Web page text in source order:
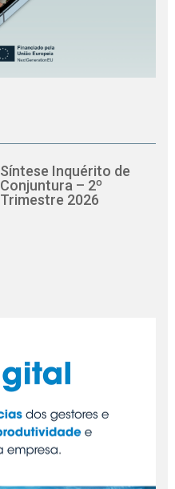
Síntese Inquérito de
Conjuntura – 2º
Trimestre 2026